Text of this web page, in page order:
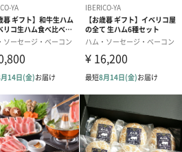
ルシア州南西部にある『ハブーゴ
る衝撃的な味と出会ったのが、1999
の輸出入に規制がかかっていました
】・先代社長の熱い想いと5年に渡る